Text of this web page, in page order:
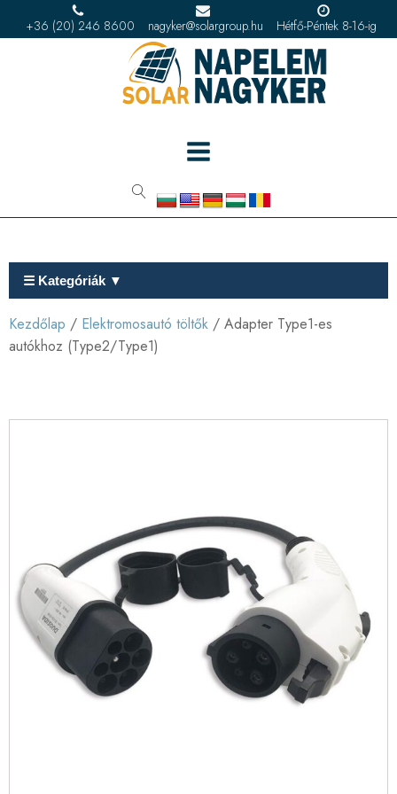
+36 (20) 246 8600 nagyker@solargroup.hu Hétfő-Péntek 8-16-ig
☰ Kategóriák ▼
Kezdőlap / Elektromosautó töltők / Adapter Type1-es
autókhoz (Type2/Type1)